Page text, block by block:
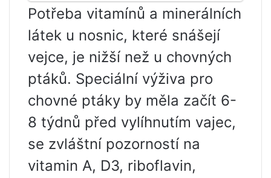
Potřeba vitamínů a minerálních
látek u nosnic, které snášejí
vejce, je nižší než u chovných
ptáků. Speciální výživa pro
chovné ptáky by měla začít 6-
8 týdnů před vylíhnutím vajec,
se zvláštní pozorností na
vitamin A, D3, riboflavin,